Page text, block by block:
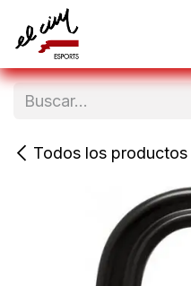
Ir al contenido
Todos los productos